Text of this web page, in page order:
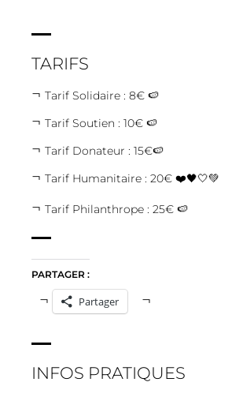
TARIFS
Tarif Solidaire : 8€ 🍉
Tarif Soutien : 10€ 🍉
Tarif Donateur : 15€🍉
Tarif Humanitaire : 20€ ❤️🖤🤍💚
Tarif Philanthrope : 25€ 🍉
PARTAGER :
Partager
INFOS PRATIQUES